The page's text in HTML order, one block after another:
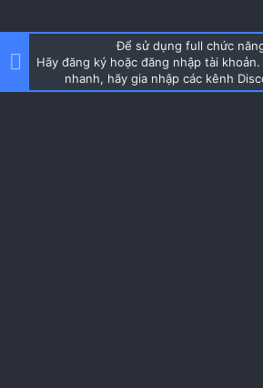
Để sử dụng full chức
Hãy đăng ký hoặc đăng nhập tài
nhanh, hãy gia nhập các kênh